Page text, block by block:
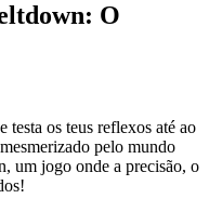
O
testa os teus reflexos até ao
pelo mundo
um jogo onde a precisão, o